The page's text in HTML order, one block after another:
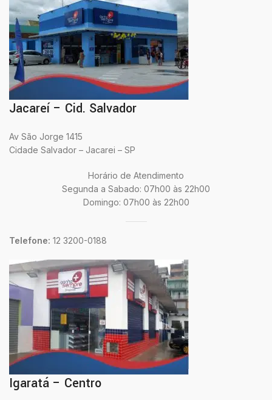
Jacareí – Cid. Salvador
Av São Jorge 1415
Cidade Salvador – Jacarei – SP
Horário de Atendimento
Segunda a Sabado: 07h00 às 22h00
Domingo: 07h00 às 22h00
Telefone: 12 3200-0188
Igaratá – Centro